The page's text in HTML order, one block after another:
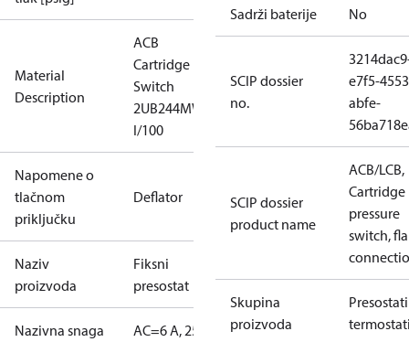
Material
Description
ACB
Cartridge
Switch
2UB244MW
I/100
Napomene o
tlačnom
priključku
Deflator
Naziv
proizvoda
Fiksni
presostat
Nazivna snaga
AC=6 A, 250
Sadrži baterije No
SCIP dossier
no.
e7f5-
abfe-
SCIP dossier
product name
ACB/LCB,
Cartridge
pressure
switch,
Skupina
proizvoda